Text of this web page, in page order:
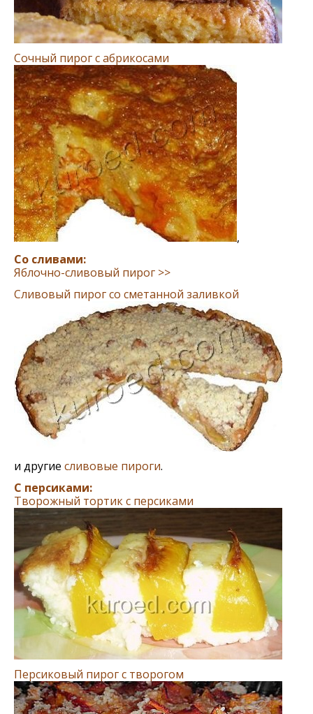
Сочный пирог с абрикосами
,
Со сливами:
Яблочно-сливовый пирог >>
Сливовый пирог со сметанной заливкой
и другие сливовые пироги.
С персиками:
Творожный тортик с персиками
Персиковый пирог с творогом